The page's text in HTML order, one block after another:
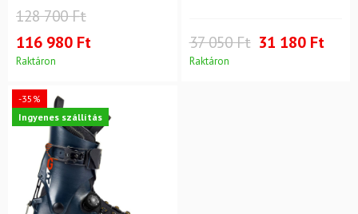
128 700 Ft
116 980 Ft
Raktáron
37 050 Ft 31 180 Ft
Raktáron
-35%
Ingyenes szállítás